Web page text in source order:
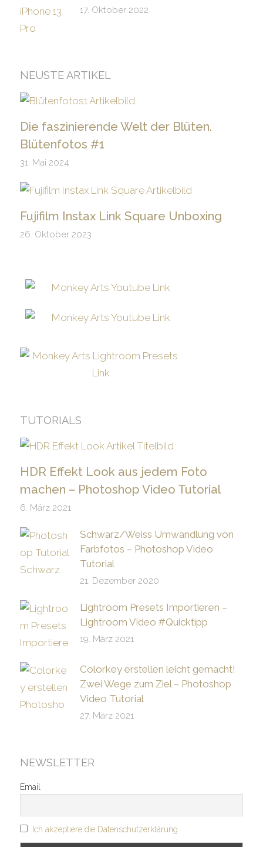
17. Oktober 2022
NEUSTE ARTIKEL
Die faszinierende Welt der Blüten.
Blütenfotos #1
31. Mai 2024
Fujifilm Instax Link Square Unboxing
26. Oktober 2023
TUTORIALS
HDR Effekt Look aus jedem Foto
machen – Photoshop Video Tutorial
6. März 2021
Schwarz/Weiss Umwandlung von
Farbfotos – Photoshop Video
Tutorial
21. Dezember 2020
Lightroom Presets Importieren –
Lightroom Video #Quicktipp
19. März 2021
Colorkey erstellen leicht gemacht!
Zwei Wege zum Ziel – Photoshop
Video Tutorial
27. März 2021
NEWSLETTER
Email
Ich akzeptiere die Datenschutzerklärung